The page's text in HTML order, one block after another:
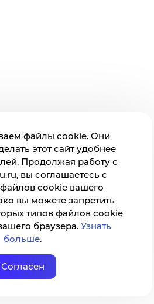
файлы cookie. Они
этот сайт удобнее
Продолжая работу с
вы соглашаетесь с
cookie вашего
вы можете запретить
типов файлов cookie
браузера.Узнать
больше.
Согласен